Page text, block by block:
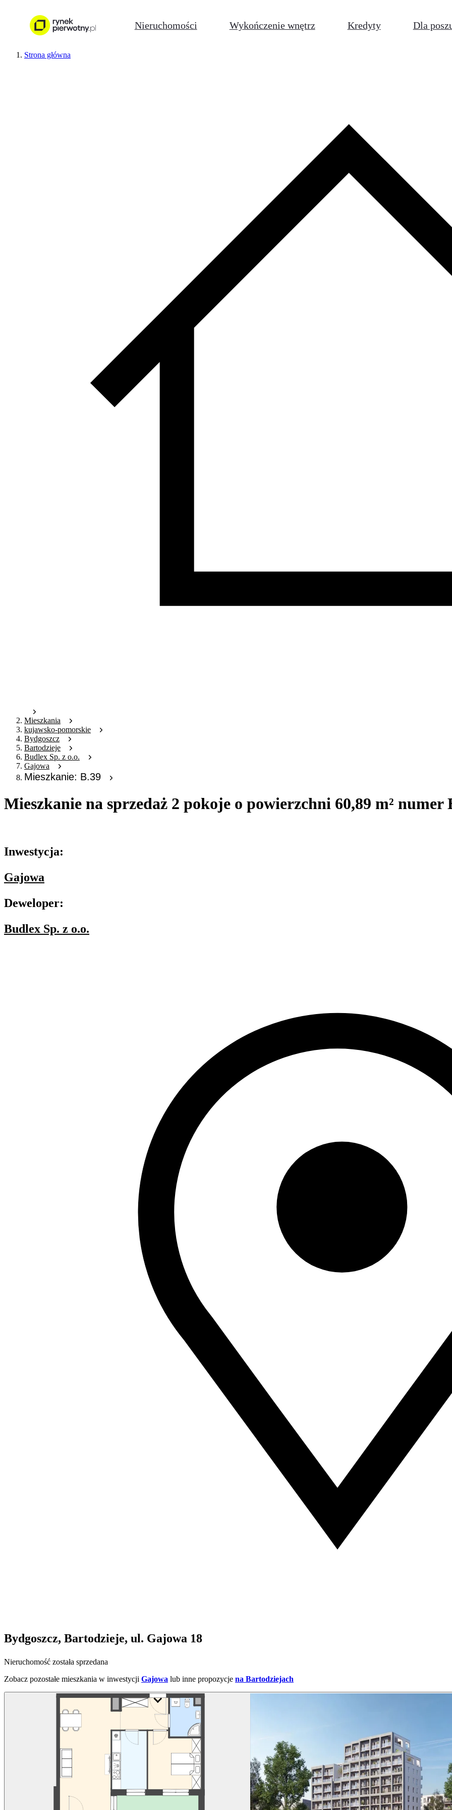
Nieruchomości Wykończenie wnętrz Kredyty Dla
Strona główna
Mieszkania
kujawsko-pomorskie
Bydgoszcz
Bartodzieje
Budlex Sp. z o.o.
Gajowa
Mieszkanie: B.39
Mieszkanie na sprzedaż 2 pokoje o powierzchni 60,89 m² numer
Inwestycja:
Gajowa
Deweloper:
Budlex Sp. z o.o.
Bydgoszcz, Bartodzieje, ul. Gajowa 18
Nieruchomość została sprzedana
Zobacz pozostałe mieszkania w inwestycji Gajowa lub inne propozycje na Bartodziejach